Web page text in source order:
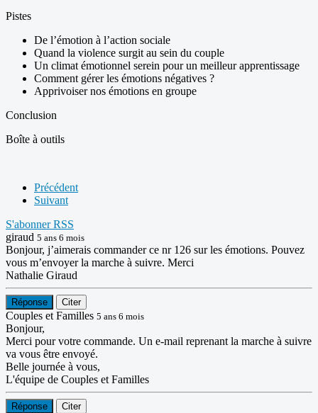
Pistes
De l’émotion à l’action sociale
Quand la violence surgit au sein du couple
Un climat émotionnel serein pour un meilleur apprentissage
Comment gérer les émotions négatives ?
Apprivoiser nos émotions en groupe
Conclusion
Boîte à outils
Précédent
Suivant
S'abonnerRSS
giraud 5 ans 6 mois
Bonjour, j’aimerais commander ce nr 126 sur les émotions. Pouvez
vous m’envoyer la marche à suivre. Merci
Nathalie Giraud
Réponse Citer
Couples et Familles 5 ans 6 mois
Bonjour,
Merci pour votre commande. Un e-mail reprenant la marche à suivre
va vous être envoyé.
Belle journée à vous,
L'équipe de Couples et Familles
Réponse Citer